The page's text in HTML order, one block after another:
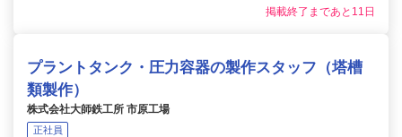
掲載終了まであと11日
プラントタンク・圧力容器の製作スタッフ（塔槽
類製作）
株式会社大師鉄工所 市原工場
正社員